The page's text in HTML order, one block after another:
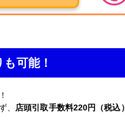
可能！
、
店頭引取手数料220円（税込）